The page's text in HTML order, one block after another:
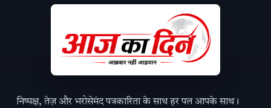
निष्पक्ष, तेज़ और भरोसेमंद पत्रकारिता के साथ हर पल आपके साथ।